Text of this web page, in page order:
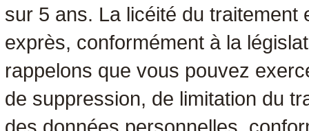
sur 5 ans. La licéité du
exprès, conformément à la
rappelons que vous pouvez
de suppression, de limitation du